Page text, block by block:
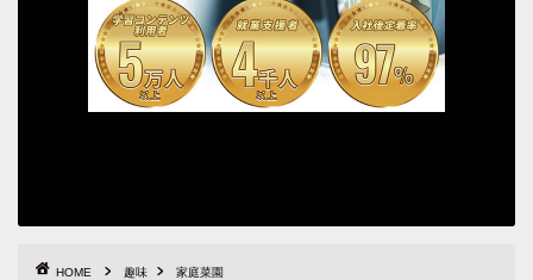
HOME 趣味
家庭菜園